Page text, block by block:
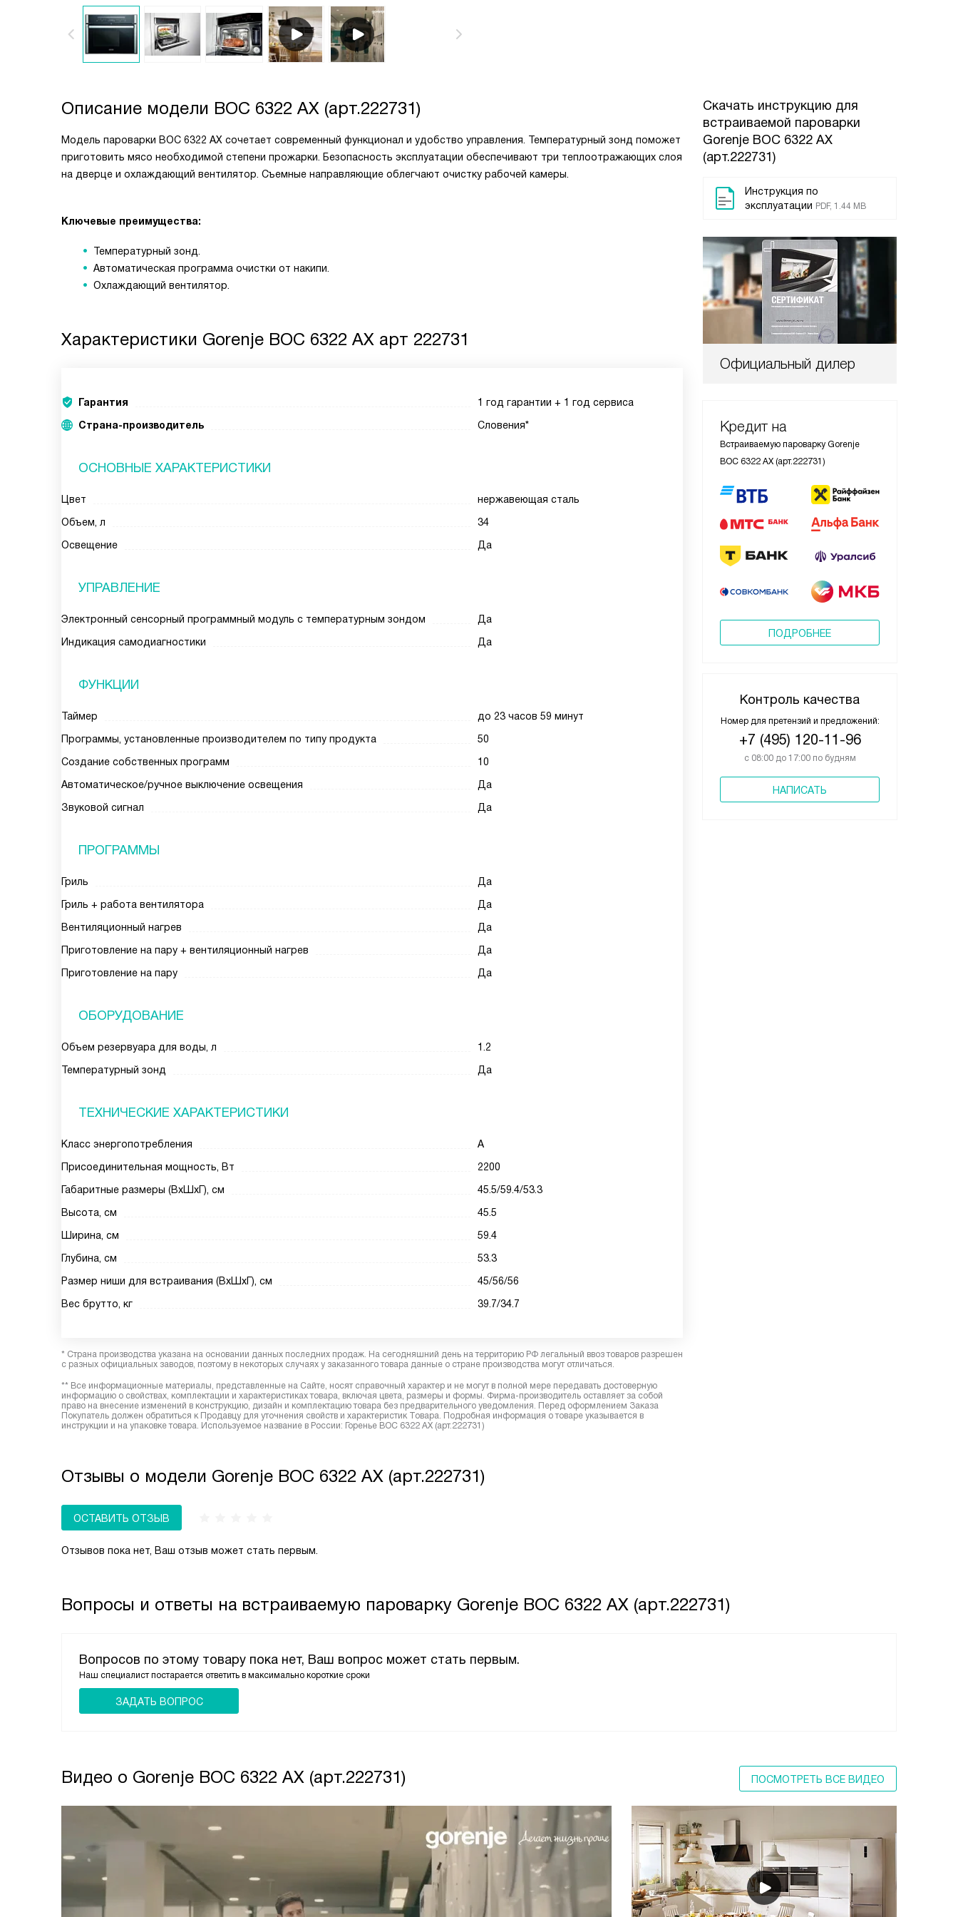
Скачать инструкцию для
встраиваемой пароварки
Gorenje BOC 6322 AX
(арт.222731)
Инструкция по
эксплуатации PDF, 1.44 MB
Официальный дилер
Кредит на
Встраиваемую пароварку Gorenje
BOC 6322 AX (арт.222731)
ПОДРОБНЕЕ
Контроль качества
Номер для претензий и предложений:
+7 (495) 120-11-96
с 08:00 до 17:00 по будням
НАПИСАТЬ
Описание модели BOC 6322 AX (арт.222731)
Модель пароварки BOC 6322 AX сочетает современный функционал и удобство управления. Температурный зонд поможет
приготовить мясо необходимой степени прожарки. Безопасность эксплуатации обеспечивают три теплоотражающих слоя
на дверце и охлаждающий вентилятор. Съемные направляющие облегчают очистку рабочей камеры.
Ключевые преимущества:
Температурный зонд.
Автоматическая программа очистки от накипи.
Охлаждающий вентилятор.
Характеристики Gorenje BOC 6322 AX арт 222731
Гарантия
1 год гарантии + 1 год сервиса
Страна-производитель
Словения*
ОСНОВНЫЕ ХАРАКТЕРИСТИКИ
Цвет
нержавеющая сталь
Объем, л
34
Освещение
Да
УПРАВЛЕНИЕ
Электронный сенсорный программный модуль с температурным зондом
Да
Индикация самодиагностики
Да
ФУНКЦИИ
Таймер
до 23 часов 59 минут
Программы, установленные производителем по типу продукта
50
Создание собственных программ
10
Автоматическое/ручное выключение освещения
Да
Звуковой сигнал
Да
ПРОГРАММЫ
Гриль
Да
Гриль + работа вентилятора
Да
Вентиляционный нагрев
Да
Приготовление на пару + вентиляционный нагрев
Да
Приготовление на пару
Да
ОБОРУДОВАНИЕ
Объем резервуара для воды, л
1.2
Температурный зонд
Да
ТЕХНИЧЕСКИЕ ХАРАКТЕРИСТИКИ
Класс энергопотребления
А
Присоединительная мощность, Вт
2200
Габаритные размеры (ВxШxГ), см
45.5/59.4/53.3
Высота, см
45.5
Ширина, см
59.4
Глубина, см
53.3
Размер ниши для встраивания (ВxШxГ), см
45/56/56
Вес брутто, кг
39.7/34.7
* Страна производства указана на основании данных последних продаж. На сегодняшний день на территорию РФ легальный ввоз товаров разрешен
с разных официальных заводов, поэтому в некоторых случаях у заказанного товара данные о стране производства могут отличаться.
** Все информационные материалы, представленные на Сайте, носят справочный характер и не могут в полной мере передавать достоверную
информацию о свойствах, комплектации и характеристиках товара, включая цвета, размеры и формы. Фирма-производитель оставляет за собой
право на внесение изменений в конструкцию, дизайн и комплектацию товара без предварительного уведомления. Перед оформлением Заказа
Покупатель должен обратиться к Продавцу для уточнения свойств и характеристик Товара. Подробная информация о товаре указывается в
инструкции и на упаковке товара. Используемое название в России: Горенье BOC 6322 AX (арт.222731)
Отзывы о модели Gorenje BOC 6322 AX (арт.222731)
ОСТАВИТЬ ОТЗЫВ
Отзывов пока нет, Ваш отзыв может стать первым.
Вопросы и ответы на встраиваемую пароварку Gorenje BOC 6322 AX (арт.222731)
Вопросов по этому товару пока нет, Ваш вопрос может стать первым.
Наш специалист постарается ответить в максимально короткие сроки
ЗАДАТЬ ВОПРОС
Видео о Gorenje BOC 6322 AX (арт.222731) ПОСМОТРЕТЬ ВСЕ ВИДЕО